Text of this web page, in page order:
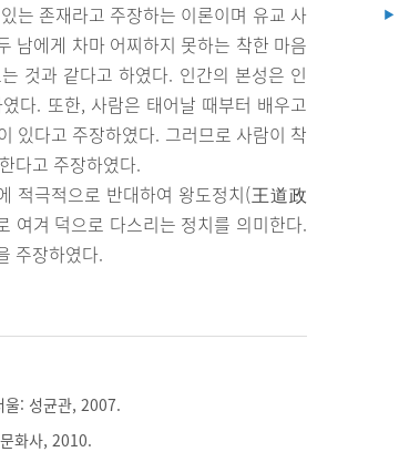
는 존재라고 주장하는 이론이며 유교 사
남에게 차마 어찌하지 못하는 착한 마음
것과 같다고 하였다. 인간의 본성은 인
다. 또한, 사람은 태어날 때부터 배우고
있다고 주장하였다. 그러므로 사람이 착
다고 주장하였다.
적극적으로 반대하여 왕도정치(王道政
여겨 덕으로 다스리는 정치를 의미한다.
주장하였다.
울: 성균관, 2007.
화사, 2010.
▶